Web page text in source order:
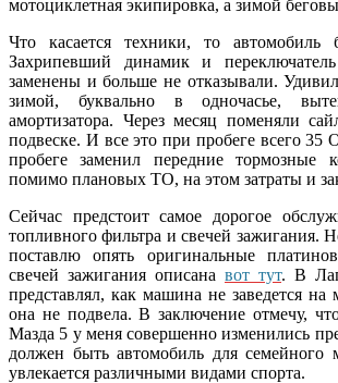
мотоциклетная экипировка, а зимой
Что касается техники, то автомобиль
Захрипевший динамик и
заменены и больше не отказывали.
зимой, буквально в одночасье,
амортизатора. Через месяц поменяли
подвеске. И все это при пробеге всего
пробеге заменил передние тормозные
помимо плановых ТО, на этом затраты и
Сейчас предстоит самое дорогое
топливного фильтра и свечей зажигания.
поставлю опять оригинальные
свечей зажигания описана вот тут. В
представлял, как машина не заведется
она не подвела. В заключение отмечу,
Мазда 5 у меня совершенно изменились
должен быть автомобиль для
увлекается различными видами спорта.